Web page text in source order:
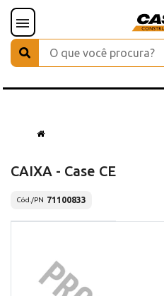
CAIXA - Case CE
Cód./PN 71100833